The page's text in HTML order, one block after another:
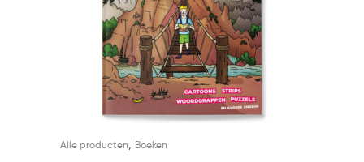
Alle producten Boeken